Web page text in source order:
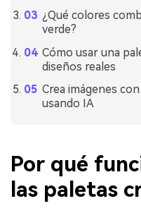
¿Qué colores
verde?
Cómo usar una
diseños reales
Crea imágenes
usando IA
Por qué
las paletas